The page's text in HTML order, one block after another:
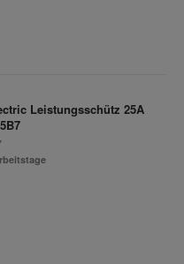
Leistungsschütz 25A